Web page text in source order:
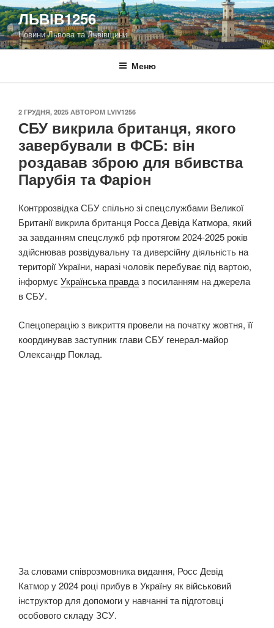
Перейти
до
вмісту
ЛЬВІВ1256
Новини Львова та Львівщини
Меню
ОПУБЛІКОВАНО
2 ГРУДНЯ, 2025 АВТОРОМ LVIV1256
СБУ викрила британця, якого
завербували в ФСБ: він
роздавав зброю для вбивства
Парубія та Фаріон
Контррозвідка СБУ спільно зі спецслужбами Великої
Британії викрила британця Росса Девіда Катмора, який
за завданням спецслужб рф протягом 2024-2025 років
здійснював розвідувальну та диверсійну діяльність на
території України, наразі чоловік перебуває під вартою,
інформує Українська правдаз посиланням на джерела
в СБУ.
Спецоперацію з викриття провели на початку жовтня, її
координував заступник глави СБУ генерал-майор
Олександр Поклад.
За словами співрозмовника видання, Росс Девід
Катмор у 2024 році прибув в Україну як військовий
інструктор для допомоги у навчанні та підготовці
особового складу ЗСУ.